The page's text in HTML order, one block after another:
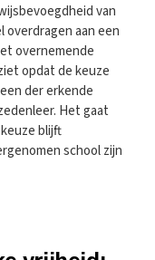
van
aan een
overnemende
opdat de keuze
der erkende
Het gaat
blijft
school zijn